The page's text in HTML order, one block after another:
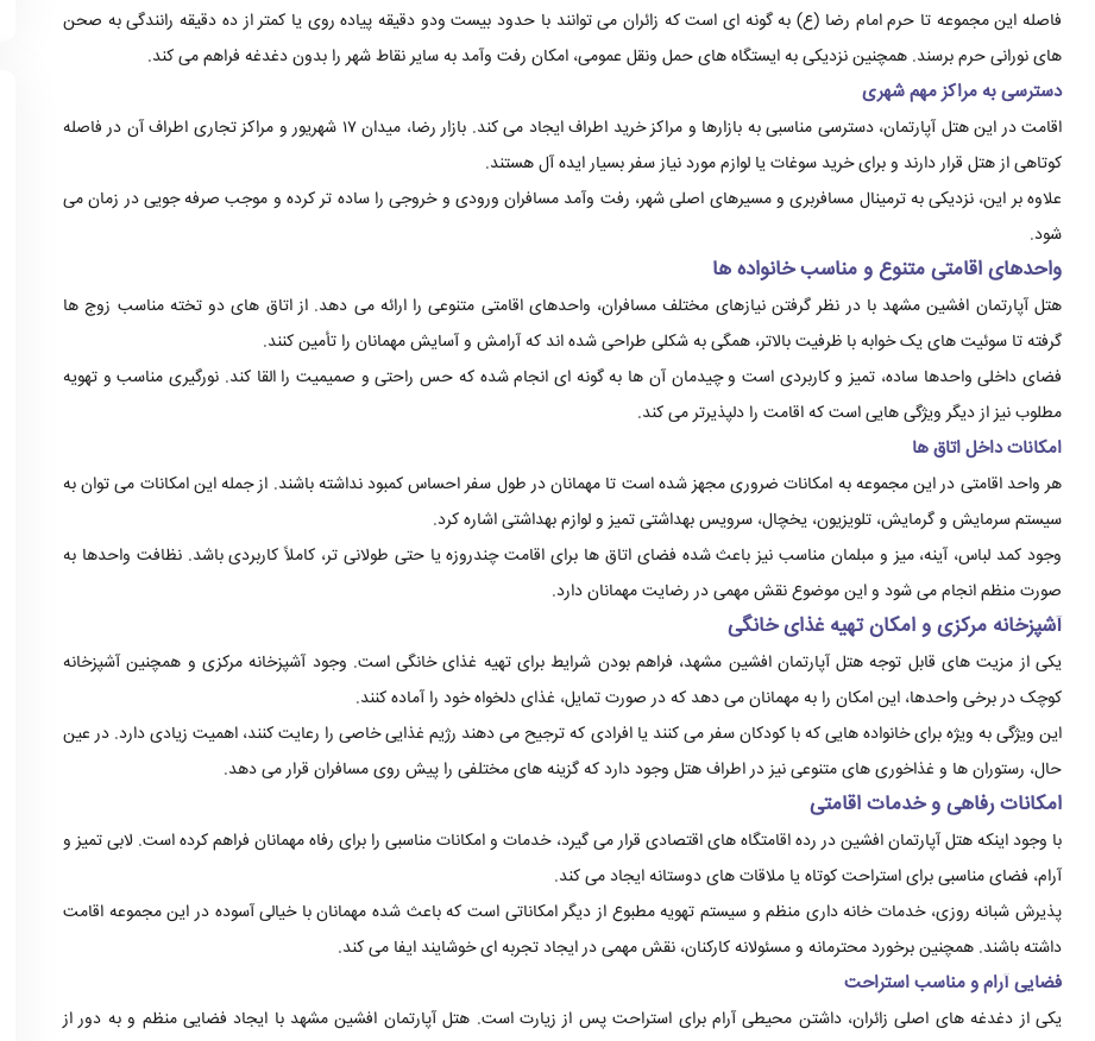
فاصله این مجموعه تا حرم امام رضا (ع) به گونه ای است که زائران می توانند با حدود بیست ودو دقیقه پیاده روی یا کمتر از ده دقیقه رانندگی به صحن
های نورانی حرم برسند. همچنین نزدیکی به ایستگاه های حمل ونقل عمومی، امکان رفت وآمد به سایر نقاط شهر را بدون دغدغه فراهم می کند.
دسترسی به مراکز مهم شهری
اقامت در این هتل آپارتمان، دسترسی مناسبی به بازارها و مراکز خرید اطراف ایجاد می کند. بازار رضا، میدان ۱۷ شهریور و مراکز تجاری اطراف آن در فاصله
کوتاهی از هتل قرار دارند و برای خرید سوغات یا لوازم مورد نیاز سفر بسیار ایده آل هستند.
علاوه بر این، نزدیکی به ترمینال مسافربری و مسیرهای اصلی شهر، رفت وآمد مسافران ورودی و خروجی را ساده تر کرده و موجب صرفه جویی در زمان می
شود.
واحدهای اقامتی متنوع و مناسب خانواده ها
هتل آپارتمان افشین مشهد با در نظر گرفتن نیازهای مختلف مسافران، واحدهای اقامتی متنوعی را ارائه می دهد. از اتاق های دو تخته مناسب زوج ها
گرفته تا سوئیت های یک خوابه با ظرفیت بالاتر، همگی به شکلی طراحی شده اند که آرامش و آسایش مهمانان را تأمین کنند.
فضای داخلی واحدها ساده، تمیز و کاربردی است و چیدمان آن ها به گونه ای انجام شده که حس راحتی و صمیمیت را القا کند. نورگیری مناسب و تهویه
مطلوب نیز از دیگر ویژگی هایی است که اقامت را دلپذیرتر می کند.
امکانات داخل اتاق ها
هر واحد اقامتی در این مجموعه به امکانات ضروری مجهز شده است تا مهمانان در طول سفر احساس کمبود نداشته باشند. از جمله این امکانات می توان به
سیستم سرمایش و گرمایش، تلویزیون، یخچال، سرویس بهداشتی تمیز و لوازم بهداشتی اشاره کرد.
وجود کمد لباس، آینه، میز و مبلمان مناسب نیز باعث شده فضای اتاق ها برای اقامت چندروزه یا حتی طولانی تر، کاملاً کاربردی باشد. نظافت واحدها به
صورت منظم انجام می شود و این موضوع نقش مهمی در رضایت مهمانان دارد.
آشپزخانه مرکزی و امکان تهیه غذای خانگی
یکی از مزیت های قابل توجه هتل آپارتمان افشین مشهد، فراهم بودن شرایط برای تهیه غذای خانگی است. وجود آشپزخانه مرکزی و همچنین آشپزخانه
کوچک در برخی واحدها، این امکان را به مهمانان می دهد که در صورت تمایل، غذای دلخواه خود را آماده کنند.
این ویژگی به ویژه برای خانواده هایی که با کودکان سفر می کنند یا افرادی که ترجیح می دهند رژیم غذایی خاصی را رعایت کنند، اهمیت زیادی دارد. در عین
حال، رستوران ها و غذاخوری های متنوعی نیز در اطراف هتل وجود دارد که گزینه های مختلفی را پیش روی مسافران قرار می دهد.
امکانات رفاهی و خدمات اقامتی
با وجود اینکه هتل آپارتمان افشین در رده اقامتگاه های اقتصادی قرار می گیرد، خدمات و امکانات مناسبی را برای رفاه مهمانان فراهم کرده است. لابی تمیز و
آرام، فضای مناسبی برای استراحت کوتاه یا ملاقات های دوستانه ایجاد می کند.
پذیرش شبانه روزی، خدمات خانه داری منظم و سیستم تهویه مطبوع از دیگر امکاناتی است که باعث شده مهمانان با خیالی آسوده در این مجموعه اقامت
داشته باشند. همچنین برخورد محترمانه و مسئولانه کارکنان، نقش مهمی در ایجاد تجربه ای خوشایند ایفا می کند.
فضایی آرام و مناسب استراحت
یکی از دغدغه های اصلی زائران، داشتن محیطی آرام برای استراحت پس از زیارت است. هتل آپارتمان افشین مشهد با ایجاد فضایی منظم و به دور از